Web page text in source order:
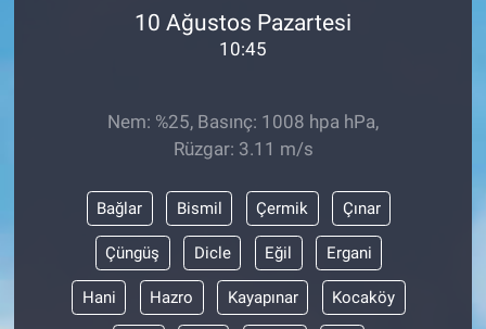
10 Ağustos Pazartesi
10:45
Nem: %25, Basınç: 1008 hpa hPa,
Rüzgar: 3.11 m/s
Bağlar Bismil Çermik Çınar
Çüngüş Dicle Eğil Ergani
Hani Hazro Kayapınar Kocaköy